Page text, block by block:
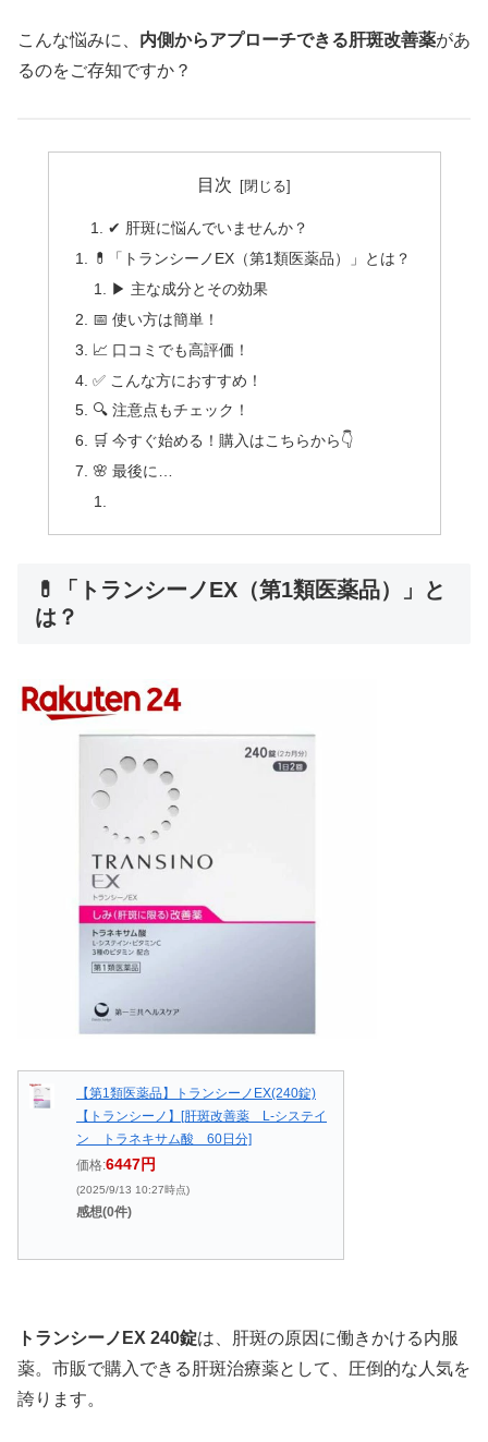
こんな悩みに、 内側からアプローチできる肝斑改善薬があ
るのをご存知ですか？
目次
✔︎ 肝斑に悩んでいませんか？
💊「トランシーノEX（第1類医薬品）」とは？
▶ 主な成分とその効果
📅 使い方は簡単！
📈 口コミでも高評価！
✅ こんな方におすすめ！
🔍 注意点もチェック！
🛒 今すぐ始める！購入はこちらから👇
🌸 最後に…
💊「トランシーノEX（第1類医薬品）」と
は？
【第1類医薬品】トランシーノEX(240錠)
【トランシーノ】[肝斑改善薬 L-システイ
ン トラネキサム酸 60日分]
価格:6447円
(2025/9/13 10:27時点)
感想(0件)
トランシーノEX 240錠は、肝斑の原因に働きかける内服
薬。市販で購入できる肝斑治療薬として、圧倒的な人気を
誇ります。